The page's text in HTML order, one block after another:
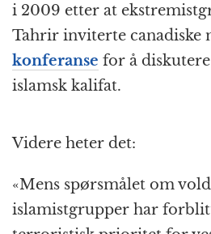
i 2009 etter at
Tahrir inviterte canadiske
konferanse for å
islamsk kalifat.
Videre heter det:
«Mens spørsmålet om
islamistgrupper har